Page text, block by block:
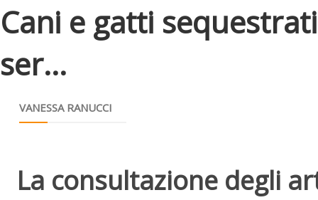
Cani e gatti
ser...
VANESSA RANUCCI
La consultazione degli